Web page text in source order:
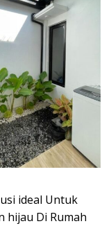
ideal Untuk
hijau Di Rumah